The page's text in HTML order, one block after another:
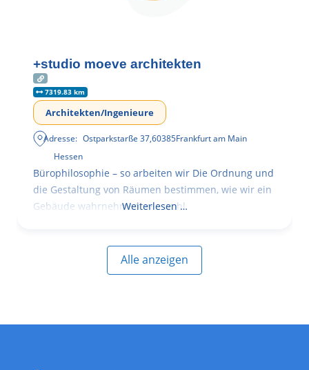
+studio moeve architekten
7319.83 km
Architekten/Ingenieure
Adresse: Ostparkstarße 37,60385Frankfurt am Main
Hessen
Bürophilosophie – so arbeiten wir Die Ordnung und
die Gestaltung von Räumen bestimmen, wie wir ein
Gebäude wahrnehmen, wie wohl
Weiterlesen …
Alle anzeigen